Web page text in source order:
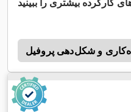
و شکل‌دهی پروفیل